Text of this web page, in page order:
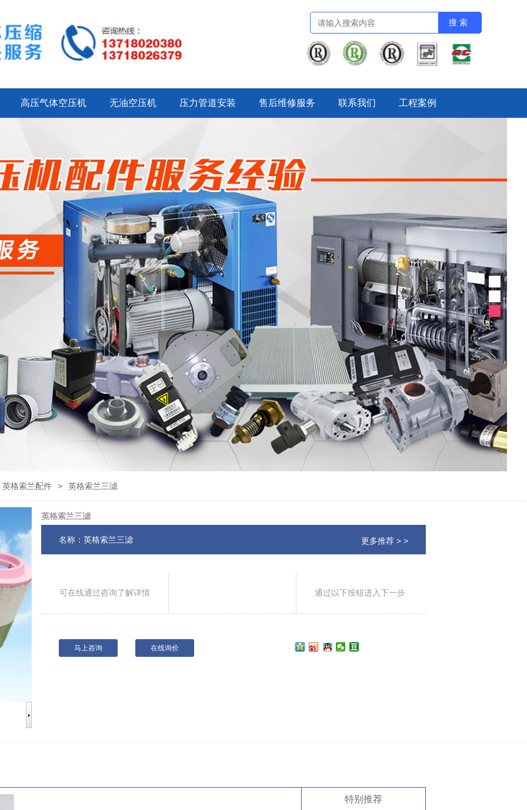
高压气体空压机 无油空压机 压力管道安装 售后维修服务 联系我们 工程案例
英格索兰配件 > 英格索兰三滤
英格索兰三滤
名称：英格索兰三滤 更多推荐 > >
可在线通过咨询了解详情 通过以下按钮进入下一步
马上咨询 在线询价
特别推荐